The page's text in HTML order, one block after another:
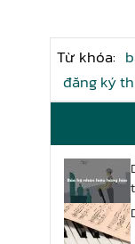
Từ khóa:
đăng ký